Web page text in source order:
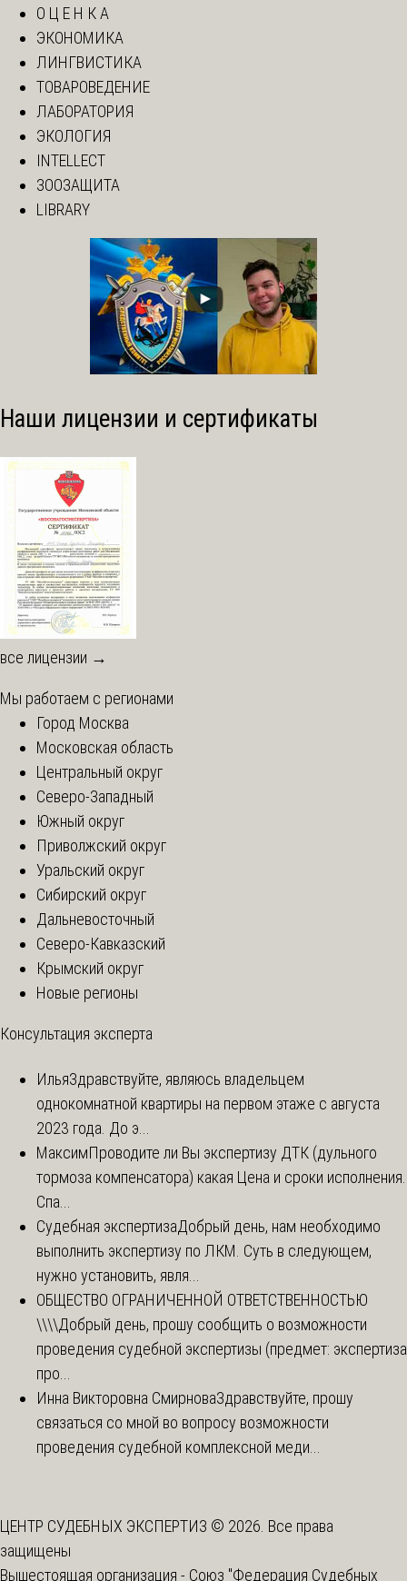
О Ц Е Н К А
ЭКОНОМИКА
ЛИНГВИСТИКА
ТОВАРОВЕДЕНИЕ
ЛАБОРАТОРИЯ
ЭКОЛОГИЯ
INTELLECT
ЗООЗАЩИТА
LIBRARY
Наши лицензии и сертификаты
все лицензии →
Мы работаем с регионами
Город Москва
Московская область
Центральный округ
Северо-Западный
Южный округ
Приволжский округ
Уральский округ
Сибирский округ
Дальневосточный
Северо-Кавказский
Крымский округ
Новые регионы
Консультация эксперта
ИльяЗдравствуйте, являюсь владельцем
однокомнатной квартиры на первом этаже с августа
2023 года. До э...
МаксимПроводите ли Вы экспертизу ДТК (дульного
тормоза компенсатора) какая Цена и сроки исполнения.
Спа...
Судебная экспертизаДобрый день, нам необходимо
выполнить экспертизу по ЛКМ. Суть в следующем,
нужно установить, явля...
ОБЩЕСТВО ОГРАНИЧЕННОЙ ОТВЕТСТВЕННОСТЬЮ
\\\\Добрый день, прошу сообщить о возможности
проведения судебной экспертизы (предмет: экспертиза
про...
Инна Викторовна СмирноваЗдравствуйте, прошу
связаться со мной во вопросу возможности
проведения судебной комплексной меди...
ЦЕНТР СУДЕБНЫХ ЭКСПЕРТИЗ © 2026. Все права
защищены
Вышестоящая организация - Союз "Федерация Судебных